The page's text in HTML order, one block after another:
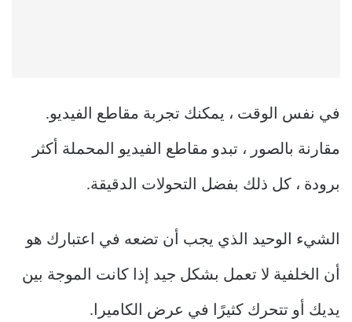
في نفس الوقت ، يمكنك تجربة مقاطع الفيديو.
مقارنة بالصور ، تبدو مقاطع الفيديو المحملة أكثر
برودة ، كل ذلك بفضل التحولات الدقيقة.
الشيء الوحيد الذي يجب أن تضعه في اعتبارك هو
أن الخلفية لا تعمل بشكل جيد إذا كانت الموجة بين
يديك أو تتحرك كثيرًا في عرض الكاميرا.